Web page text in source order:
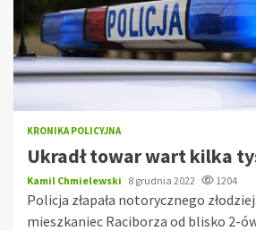
KRONIKA POLICYJNA
Ukradł towar wart kilka
Kamil Chmielewski 8 grudnia 2022 1204
Policja złapała notorycznego
mieszkaniec Raciborza od blisko 2-